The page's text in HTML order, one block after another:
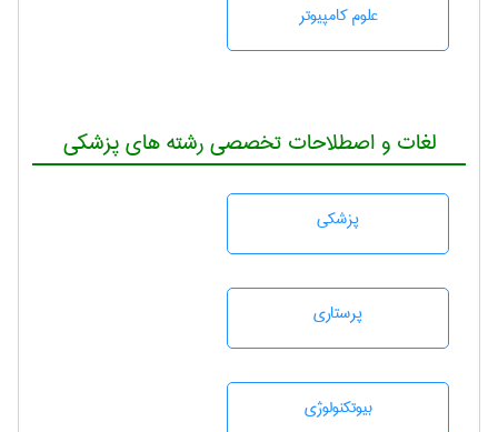
علوم کامپیوتر
لغات و اصطلاحات تخصصی رشته های پزشکی
پزشكی
پرستاری
بيوتكنولوژی